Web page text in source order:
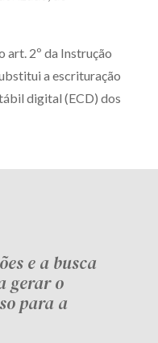
8666
art. 2º da Instrução
a escrituração
digital (ECD) dos
e a busca
gerar o
para a